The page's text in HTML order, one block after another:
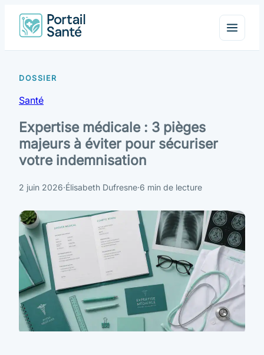
Santé
Expertise médicale : 3 pièges
majeurs à éviter pour sécuriser
votre indemnisation
2 juin 2026·Élisabeth Dufresne·6 min de lecture